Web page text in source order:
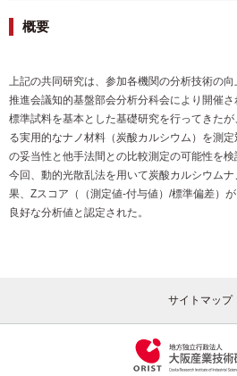
概要
上記の共同研究は、参加各機関の分析技術の
推進会議知的基盤部会分析分科会により開催さ
標準試料を基本とした基礎研究を行ってきた
る実用的なナノ材料（炭酸カルシウム）を測
の妥当性と他手法間との比較測定の可能性を検
今回、動的光散乱法を用いて炭酸カルシウム
果、Zスコア（（測定値-付与値）/標準偏差）
良好な分析値と認定された。
サイトマップ